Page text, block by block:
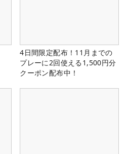
4日間限定配布！11月までの
プレーに2回使える1,500円分
クーポン配布中！